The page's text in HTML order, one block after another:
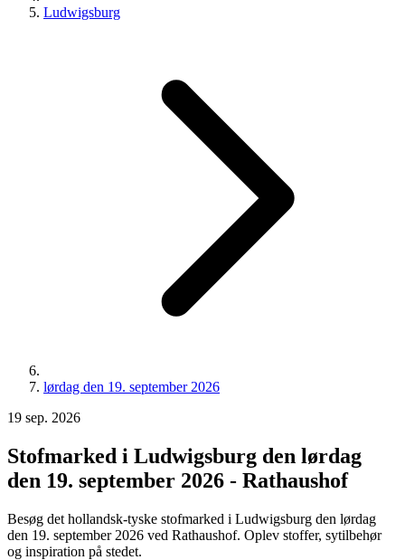
Ludwigsburg
lørdag den 19. september 2026
19 sep. 2026
Stofmarked i Ludwigsburg den lørdag
den 19. september 2026 - Rathaushof
Besøg det hollandsk-tyske stofmarked i Ludwigsburg den lørdag
den 19. september 2026 ved Rathaushof. Oplev stoffer, sytilbehør
og inspiration på stedet.